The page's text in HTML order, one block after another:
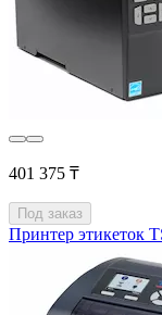
401 375 ₸
Под заказ
Принтер этикеток